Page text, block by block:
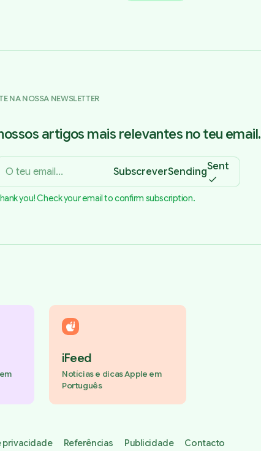
NA NOSSA NEWSLETTER
artigos mais relevantes no teu email.
SubscreverSendingSent
you! Check your email to confirm subscription.
iFeed
Notícias e dicas Apple em
Português
privacidade Referências Publicidade Contacto